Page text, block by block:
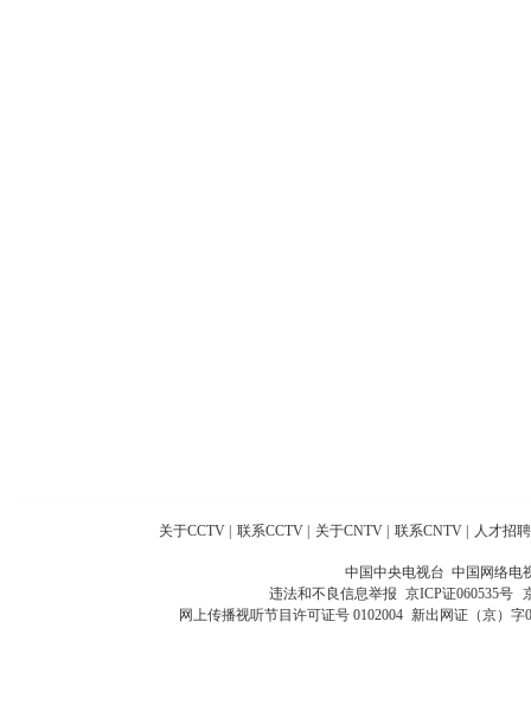
关于CCTV 联系CCTV 关于CNTV 联系CNTV 人才招聘
中国中央电视台 中国网络电
违法和不良信息举报 京ICP证060535号
网上传播视听节目许可证号 0102004 新出网证（京）